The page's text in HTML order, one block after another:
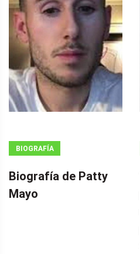
BIOGRAFÍA
Biografía de Patty
Mayo